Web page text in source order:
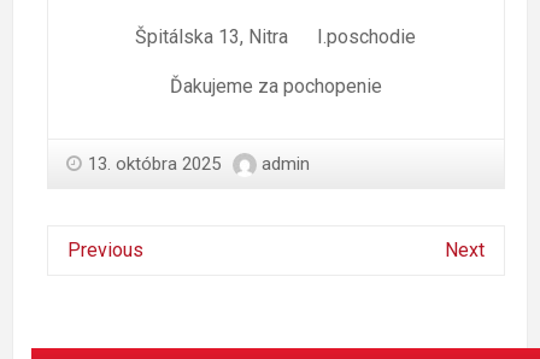
Špitálska 13, Nitra I.poschodie
Ďakujeme za pochopenie
13. októbra 2025 admin
Previous Next